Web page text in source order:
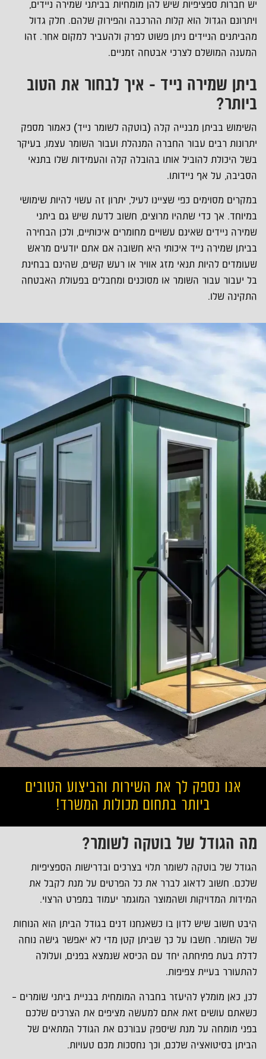
יש חברות ספציפיות שיש להן מומחיות בביתני שמירה ניידים,
ויתרונם הגדול הוא קלות ההרכבה והפירוק שלהם. חלק גדול
מהביתנים הניידים ניתן פשוט לפרק ולהעביר למקום אחר. זהו
המענה המושלם לצרכי אבטחה זמניים.
ביתן שמירה נייד - איך לבחור את הטוב
ביותר?
השימוש בביתן מבנייה קלה (בוטקה לשומר נייד) כאמור מספק
יתרונות רבים עבור החברה המנהלת ועבור השומר עצמו, בעיקר
בשל היכולת להוביל אותו בהובלה קלה והעמידות שלו בתנאי
הסביבה, על אף ניידותו.
במקרים מסוימים כפי שציינו לעיל, יתרון זה עשוי להיות שימושי
במיוחד. אך כדי שתהיו מרוצים, חשוב לדעת שיש גם ביתני
שמירה ניידים שאינם עשויים מחומרים איכותיים, ולכן הבחירה
בביתן שמירה נייד איכותי היא חשובה אם אתם יודעים מראש
שעומדים להיות תנאי מזג אוויר או רעש קשים, שהינם בבחינת
בל יעבור עבור השומר או מסוכנים ומחבלים בפעולת האבטחה
התקינה שלו.
אנו נספק לך את השירות והביצוע הטובים
ביותר בתחום מכולות המשרד!
מה הגודל של בוטקה לשומר?
הגודל של בוטקה לשומר תלוי בצרכים ובדרישות הספציפיות
שלכם. חשוב לדאוג לברר את כל הפרטים על מנת לקבל את
המידות המדויקות ושהמוצר המוגמר יעמוד במפרט הרצוי.
היבט חשוב שיש לדון בו כשאנחנו דנים בגודל הביתן הוא הנוחות
של השומר. חשבו על כך שביתן קטן מדי לא יאפשר גישה נוחה
לדלת בעת פתיחתה יחד עם הכיסא שנמצא בפנים, ועלולה
להתעורר בעיית צפיפות.
לכן, כאן מומלץ להיעזר בחברה המומחית בבניית ביתני שומרים –
כשאתם עושים זאת אתם למעשה מציפים את הצרכים שלכם
בפני מומחה על מנת שיספק עבורכם את הגודל המתאים של
הביתן בסיטואציה שלכם, וכך נחסכות מכם טעויות.